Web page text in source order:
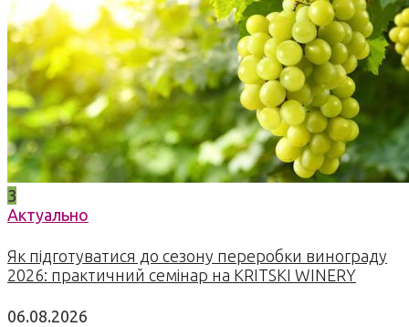
3
Актуально
Як підготуватися до сезону переробки винограду
2026: практичний семінар на KRITSKI WINERY
06.08.2026